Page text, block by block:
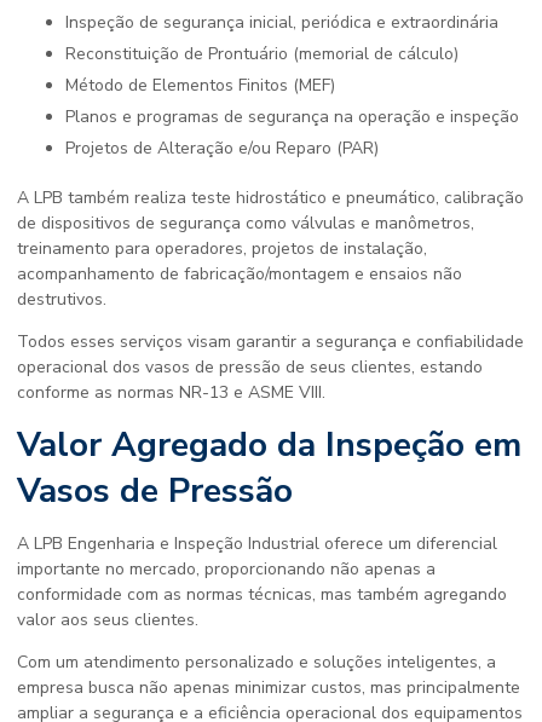
Inspeção de segurança inicial, periódica e extraordinária
Reconstituição de Prontuário (memorial de cálculo)
Método de Elementos Finitos (MEF)
Planos e programas de segurança na operação e inspeção
Projetos de Alteração e/ou Reparo (PAR)
A LPB também realiza teste hidrostático e pneumático, calibração
de dispositivos de segurança como válvulas e manômetros,
treinamento para operadores, projetos de instalação,
acompanhamento de fabricação/montagem e ensaios não
destrutivos.
Todos esses serviços visam garantir a segurança e confiabilidade
operacional dos vasos de pressão de seus clientes, estando
conforme as normas NR-13 e ASME VIII.
Valor Agregado da Inspeção em
Vasos de Pressão
A LPB Engenharia e Inspeção Industrial oferece um diferencial
importante no mercado, proporcionando não apenas a
conformidade com as normas técnicas, mas também agregando
valor aos seus clientes.
Com um atendimento personalizado e soluções inteligentes, a
empresa busca não apenas minimizar custos, mas principalmente
ampliar a segurança e a eficiência operacional dos equipamentos